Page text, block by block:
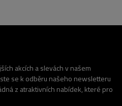
akcích a slevách v našem
se k odběru našeho newsletteru
z atraktivních nabídek, které pro